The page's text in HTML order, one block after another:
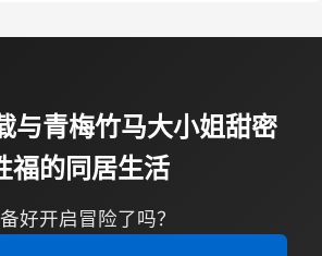
与青梅竹马大小姐甜密
福的同居生活
好开启冒险了吗？